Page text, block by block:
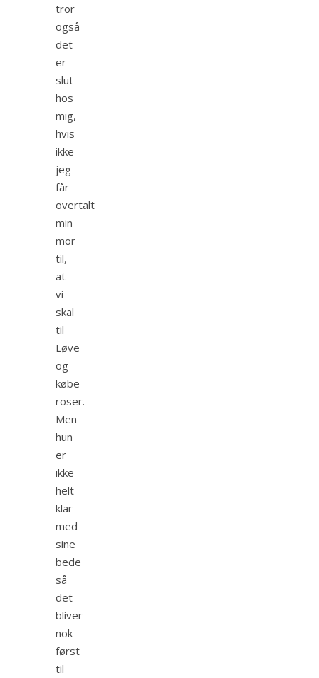
tror
også
det
er
slut
hos
mig,
hvis
ikke
jeg
får
overtalt
min
mor
til,
at
vi
skal
til
Løve
og
købe
roser.
Men
hun
er
ikke
helt
klar
med
sine
bede
så
det
bliver
nok
først
til